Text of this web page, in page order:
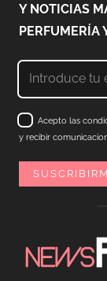
Y NOTICIAS
PERFUMERÍA
Acepto las
y recibir